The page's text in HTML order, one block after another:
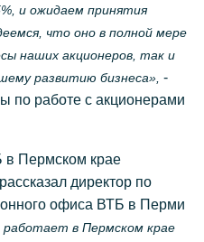
и ожидаем принятия
что оно в полной мере
наших акционеров, так и
развитию бизнеса», -
по работе с акционерами
в Пермском крае
директор по
офиса ВТБ в Перми
работает в Пермском крае